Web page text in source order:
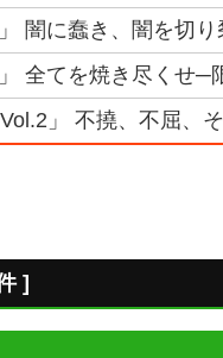
闇に蠢き、闇を切
全てを焼き尽くせ─
」 不撓、不屈、
]